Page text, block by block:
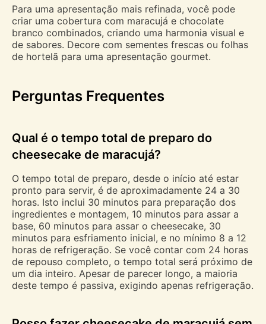
Para uma apresentação mais refinada, você pode
criar uma cobertura com maracujá e chocolate
branco combinados, criando uma harmonia visual e
de sabores. Decore com sementes frescas ou folhas
de hortelã para uma apresentação gourmet.
Perguntas Frequentes
Qual é o tempo total de preparo do
cheesecake de maracujá?
O tempo total de preparo, desde o início até estar
pronto para servir, é de aproximadamente 24 a 30
horas. Isto inclui 30 minutos para preparação dos
ingredientes e montagem, 10 minutos para assar a
base, 60 minutos para assar o cheesecake, 30
minutos para esfriamento inicial, e no mínimo 8 a 12
horas de refrigeração. Se você contar com 24 horas
de repouso completo, o tempo total será próximo de
um dia inteiro. Apesar de parecer longo, a maioria
deste tempo é passiva, exigindo apenas refrigeração.